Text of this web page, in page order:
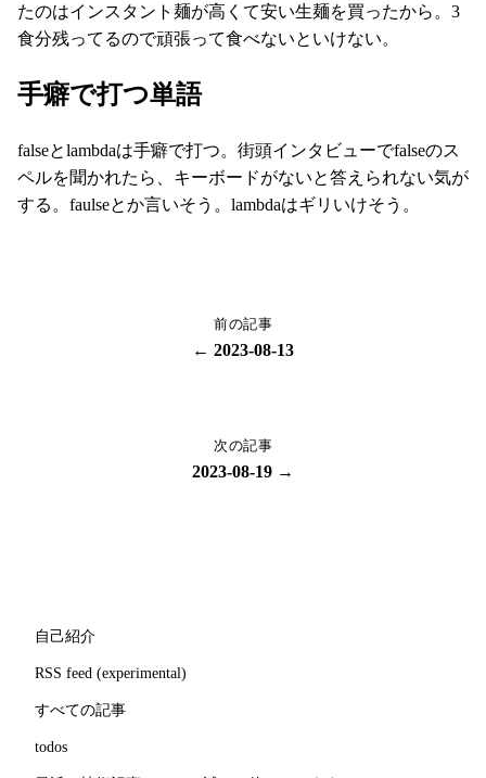
たのはインスタント麺が高くて安い生麺を買ったから。3
食分残ってるので頑張って食べないといけない。
手癖で打つ単語
falseとlambdaは手癖で打つ。街頭インタビューでfalseのス
ペルを聞かれたら、キーボードがないと答えられない気が
する。faulseとか言いそう。lambdaはギリいけそう。
前の記事
← 2023-08-13
次の記事
2023-08-19 →
自己紹介
RSS feed (experimental)
すべての記事
todos